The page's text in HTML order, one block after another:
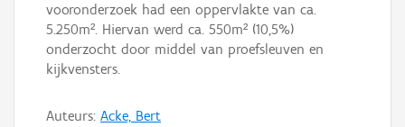
vooronderzoek had een oppervlakte van ca.
5.250m². Hiervan werd ca. 550m² (10,5%)
onderzocht door middel van proefsleuven en
kijkvensters.
Auteurs: Acke, Bert